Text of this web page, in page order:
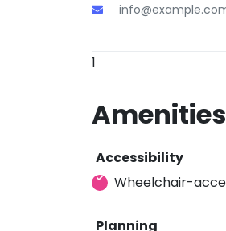
1
Amenities
Accessibility
Wheelchair-
Planning